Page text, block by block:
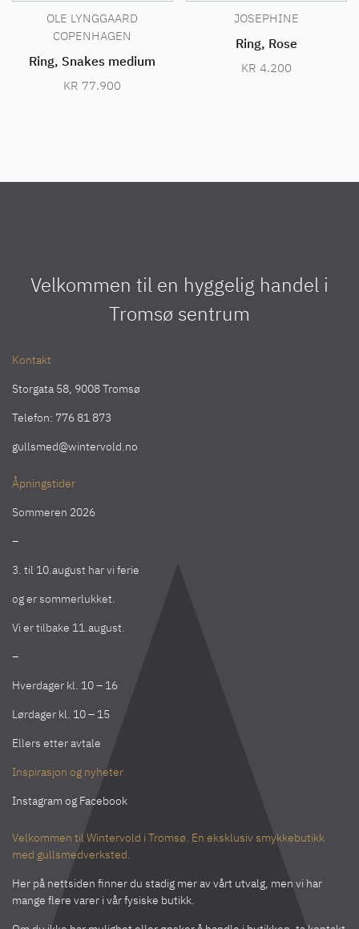
OLE LYNGGAARD
COPENHAGEN
Ring, Snakes medium
KR 77.900
JOSEPHINE
Ring, Rose
KR 4.200
Velkommen til en hyggelig handel i
Tromsø sentrum
Kontakt
Storgata 58, 9008 Tromsø
Telefon: 776 81 873
gullsmed@wintervold.no
Åpningstider
Sommeren 2026
–
3. til 10.august har vi ferie
og er sommerlukket.
Vi er tilbake 11.august.
–
Hverdager kl. 10 – 16
Lørdager kl. 10 – 15
Ellers etter avtale
Inspirasjon og nyheter
Instagram og Facebook
Velkommen til Wintervold i Tromsø. En eksklusiv smykkebutikk
med gullsmedverksted.
Her på nettsiden finner du stadig mer av vårt utvalg, men vi har
mange flere varer i vår fysiske butikk.